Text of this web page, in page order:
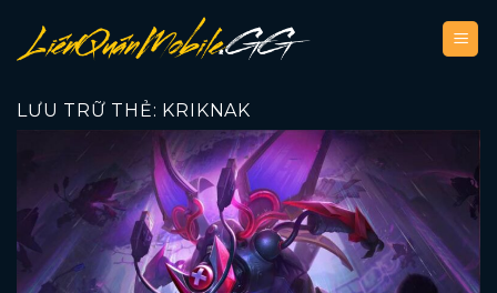
qua
nội
dung
LƯU TRỮ THẺ: KRIKNAK